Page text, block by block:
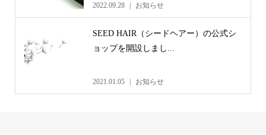
2022.09.28 お知らせ
SEED HAIR（シードヘアー）の公式シ
ョップを開設しまし...
2021.01.05 お知らせ